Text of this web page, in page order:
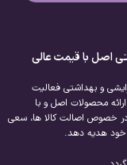
اصل با قیمت عالی
و بهداشتی فعالیت
محصولات اصل و با
خصوص اصالت کالا ها، سعی
خود هدیه دهد.